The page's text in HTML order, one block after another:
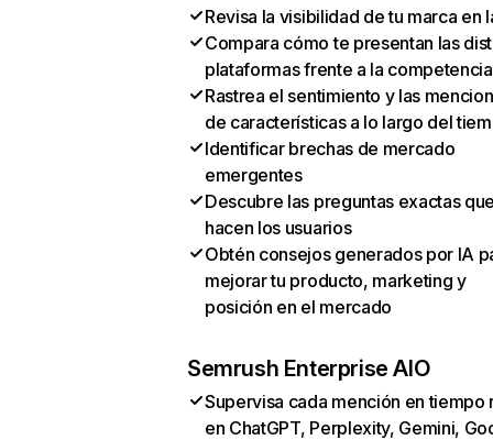
Revisa la visibilidad de tu marca en
Compara cómo te presentan las
plataformas frente a la competencia
Rastrea el sentimiento y las
de características a lo largo del
Identificar brechas de mercado
emergentes
Descubre las preguntas exactas
hacen los usuarios
Obtén consejos generados por IA
mejorar tu producto, marketing y
posición en el mercado
Semrush Enterprise AIO
Supervisa cada mención en tiempo
en ChatGPT, Perplexity, Gemini,